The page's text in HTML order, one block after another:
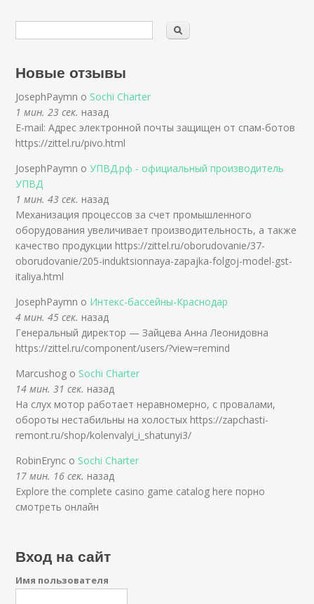
Новые отзывы
JosephPaymn о Sochi Charter
1 мин. 23 сек. назад
E-mail: Адрес электронной почты защищен от спам-ботов
https://zittel.ru/pivo.html
JosephPaymn оУПВД.рф - официальный производитель
УПВД
1 мин. 43 сек. назад
Механизация процессов за счет промышленного
оборудования увеличивает производительность, а также
качество продукции https://zittel.ru/oborudovanie/37-
oborudovanie/205-induktsionnaya-zapajka-folgoj-model-gst-
italiya.html
JosephPaymn о Интекс-бассейны-Краснодар
4 мин. 45 сек. назад
Генеральный директор — Зайцева Анна Леонидовна
https://zittel.ru/component/users/?view=remind
Marcushog о Sochi Charter
14 мин. 31 сек. назад
На слух мотор работает неравномерно, с провалами,
обороты нестабильны на холостых https://zapchasti-
remont.ru/shop/kolenvalyi_i_shatunyi3/
RobinErync о Sochi Charter
17 мин. 16 сек. назад
Explore the complete casino game catalog here порно
смотреть онлайн
Вход на сайт
Имя пользователя